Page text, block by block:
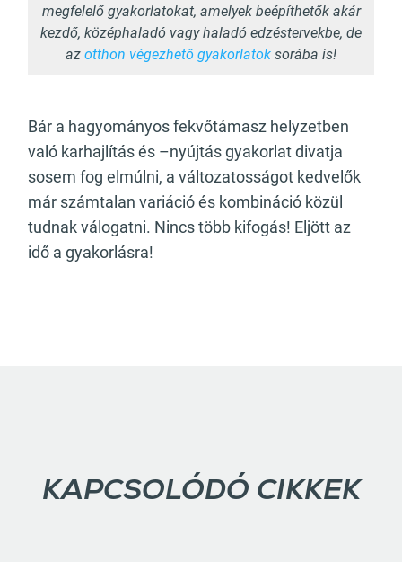
megfelelő gyakorlatokat, amelyek beépíthetők akár
kezdő, középhaladó vagy haladó edzéstervekbe, de
az otthon végezhető gyakorlatok sorába is!
Bár a hagyományos fekvőtámasz helyzetben
való karhajlítás és –nyújtás gyakorlat divatja
sosem fog elmúlni, a változatosságot kedvelők
már számtalan variáció és kombináció közül
tudnak válogatni. Nincs több kifogás! Eljött az
idő a gyakorlásra!
KAPCSOLÓDÓ CIKKEK